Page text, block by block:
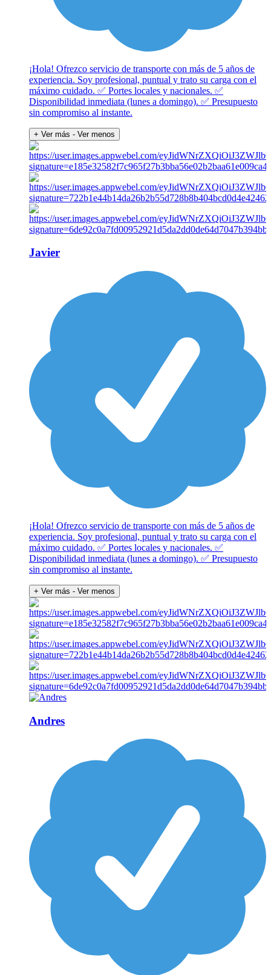
¡Hola! Ofrezco servicio de transporte con más de 5 años de
experiencia. Soy profesional, puntual y trato su carga con el
máximo cuidado. ✅ Portes locales y nacionales. ✅
Disponibilidad inmediata (lunes a domingo). ✅ Presupuesto
sin compromiso al instante.
+ Ver más - Ver menos
Javier
¡Hola! Ofrezco servicio de transporte con más de 5 años de
experiencia. Soy profesional, puntual y trato su carga con el
máximo cuidado. ✅ Portes locales y nacionales. ✅
Disponibilidad inmediata (lunes a domingo). ✅ Presupuesto
sin compromiso al instante.
+ Ver más - Ver menos
Andres